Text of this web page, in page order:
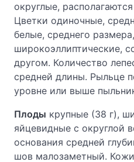
округлые,
Цветки одиночные,
белые, среднего
широкоэллиптические,
другом. Количество
средней длины. Рыльце
уровне или выше
Плоды крупные (38 г),
яйцевидные с округлой
основания средней
шов малозаметный.